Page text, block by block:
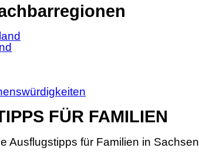
FÜR FAMILIEN
Ausflugstipps für Familien in Sachsen